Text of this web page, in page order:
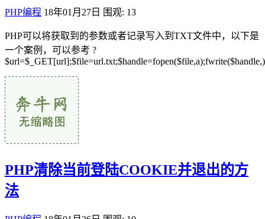
PHP编程 18年01月27日 围观: 13
PHP可以将获取到的参数或者记录写入到TXT文件中，以下是
一个案例，可以参考 ?
PHP清除当前登陆COOKIE并退出的方
法